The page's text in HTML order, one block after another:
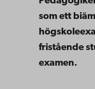
som ett
fristående
examen.